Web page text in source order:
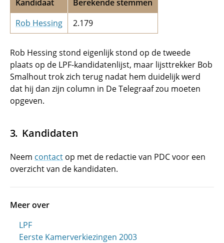
Kandidaat
Berekende stemmen
Rob Hessing
2.179
Rob Hessing stond eigenlijk stond op de tweede
plaats op de LPF-kandidatenlijst, maar lijsttrekker Bob
Smalhout trok zich terug nadat hem duidelijk werd
dat hij dan zijn column in De Telegraaf zou moeten
opgeven.
Kandidaten
Neem contact op met de redactie van PDC voor een
overzicht van de kandidaten.
Meer over
LPF
Eerste Kamerverkiezingen 2003